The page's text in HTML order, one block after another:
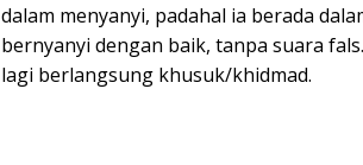
dalam menyanyi, padahal ia berada
bernyanyi dengan baik, tanpa suara
lagi berlangsung khusuk/khidmad.